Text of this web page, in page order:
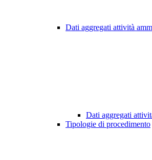
Dati aggregati attività
Dati aggregati
Tipologie di procedimento